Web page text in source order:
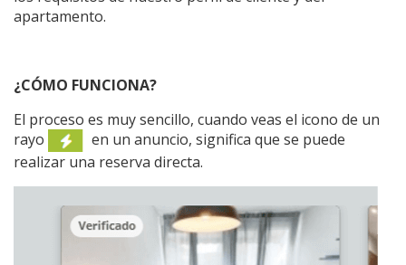
apartamento.
¿CÓMO FUNCIONA?
El proceso es muy sencillo, cuando veas el icono de un
rayo
en un anuncio, significa que se puede
realizar una reserva directa.